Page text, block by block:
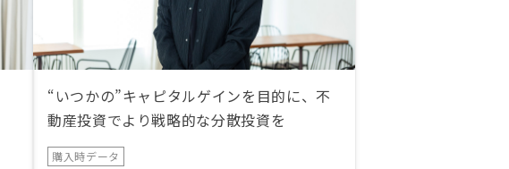
“いつかの”キャピタルゲインを目的に、不
動産投資でより戦略的な分散投資を
購入時データ